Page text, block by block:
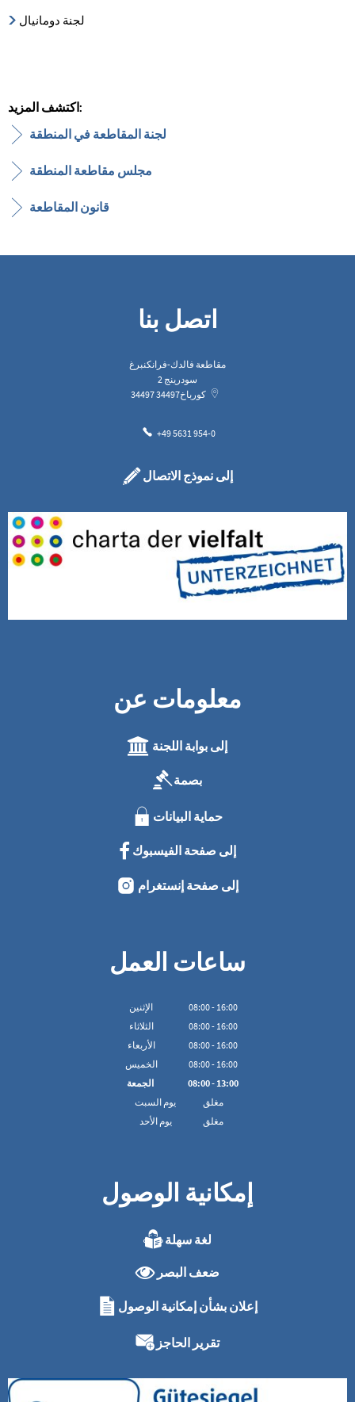
لجنة دومانيال
اكتشف المزيد:
لجنة المقاطعة في المنطقة
مجلس مقاطعة المنطقة
قانون المقاطعة
اتصل بنا
مقاطعة فالدك-فرانكنبرغ
سودرينج 2
34497
كورباخ34497
+49 5631 954-0
إلى نموذج الاتصال
معلومات عن
إلى بوابة اللجنة
بصمة
حماية البيانات
إلى صفحة الفيسبوك
إلى صفحة إنستغرام
ساعات العمل
الإثنين 08:00- 16:00
الثلاثاء
08:00- 16:00
الأربعاء
08:00- 16:00
الخميس
08:00- 16:00
الجمعة
08:00- 13:00
يوم السبت
مغلق
يوم الأحد
مغلق
إمكانية الوصول
لغة سهلة
ضعف البصر
إعلان بشأن إمكانية الوصول
تقرير الحاجز